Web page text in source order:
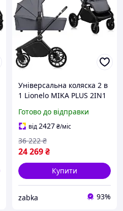
Універсальна коляска 2 в
1 Lionelo MIKA PLUS 2IN1
zabka/sh
Готово до відправки
від2427₴/міс
24 269₴
36 222 ₴
Купити
zabka 93%